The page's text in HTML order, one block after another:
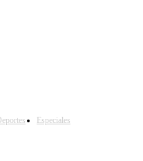
Especiales